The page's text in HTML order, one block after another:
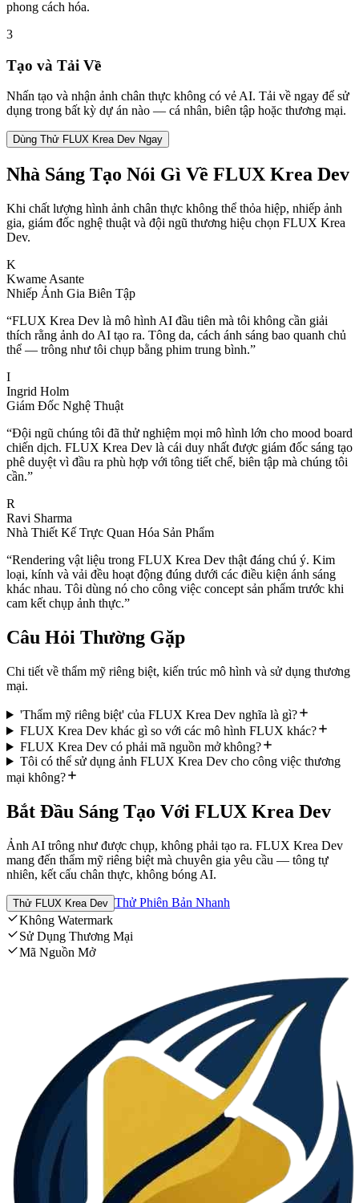
phong cách hóa.
3
Tạo và Tải Về
Nhấn tạo và nhận ảnh chân thực không có vẻ AI. Tải về ngay để sử
dụng trong bất kỳ dự án nào — cá nhân, biên tập hoặc thương mại.
Dùng Thử FLUX Krea Dev Ngay
Nhà Sáng Tạo Nói Gì Về FLUX Krea Dev
Khi chất lượng hình ảnh chân thực không thể thỏa hiệp, nhiếp ảnh
gia, giám đốc nghệ thuật và đội ngũ thương hiệu chọn FLUX Krea
Dev.
K
Kwame Asante
Nhiếp Ảnh Gia Biên Tập
“FLUX Krea Dev là mô hình AI đầu tiên mà tôi không cần giải
thích rằng ảnh do AI tạo ra. Tông da, cách ánh sáng bao quanh chủ
thể — trông như tôi chụp bằng phim trung bình.”
I
Ingrid Holm
Giám Đốc Nghệ Thuật
“Đội ngũ chúng tôi đã thử nghiệm mọi mô hình lớn cho mood board
chiến dịch. FLUX Krea Dev là cái duy nhất được giám đốc sáng tạo
phê duyệt vì đầu ra phù hợp với tông tiết chế, biên tập mà chúng tôi
cần.”
R
Ravi Sharma
Nhà Thiết Kế Trực Quan Hóa Sản Phẩm
“Rendering vật liệu trong FLUX Krea Dev thật đáng chú ý. Kim
loại, kính và vải đều hoạt động đúng dưới các điều kiện ánh sáng
khác nhau. Tôi dùng nó cho công việc concept sản phẩm trước khi
cam kết chụp ảnh thực.”
Câu Hỏi Thường Gặp
Chi tiết về thẩm mỹ riêng biệt, kiến trúc mô hình và sử dụng thương
mại.
'Thẩm mỹ riêng biệt' của FLUX Krea Dev nghĩa là gì?
FLUX Krea Dev khác gì so với các mô hình FLUX khác?
FLUX Krea Dev có phải mã nguồn mở không?
Tôi có thể sử dụng ảnh FLUX Krea Dev cho công việc thương
mại không?
Bắt Đầu Sáng Tạo Với FLUX Krea Dev
Ảnh AI trông như được chụp, không phải tạo ra. FLUX Krea Dev
mang đến thẩm mỹ riêng biệt mà chuyên gia yêu cầu — tông tự
nhiên, kết cấu chân thực, không bóng AI.
Thử FLUX Krea Dev Thử Phiên Bản Nhanh
Không Watermark
Sử Dụng Thương Mại
Mã Nguồn Mở